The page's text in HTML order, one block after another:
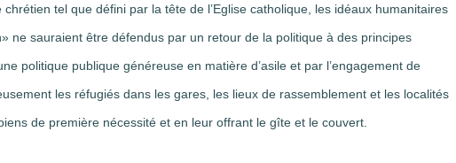
tel que défini par la tête de l’Eglise catholique, les idéaux humanitaires
ne sauraient être défendus par un retour de la politique à des principes
politique publique généreuse en matière d’asile et par l’engagement de
les réfugiés dans les gares, les lieux de rassemblement et les localités
de première nécessité et en leur offrant le gîte et le couvert.